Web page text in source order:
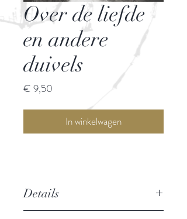
Over de liefde
en andere
duivels
€ 9,50
In winkelwagen
Details